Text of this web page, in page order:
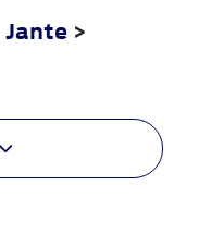
Jante >